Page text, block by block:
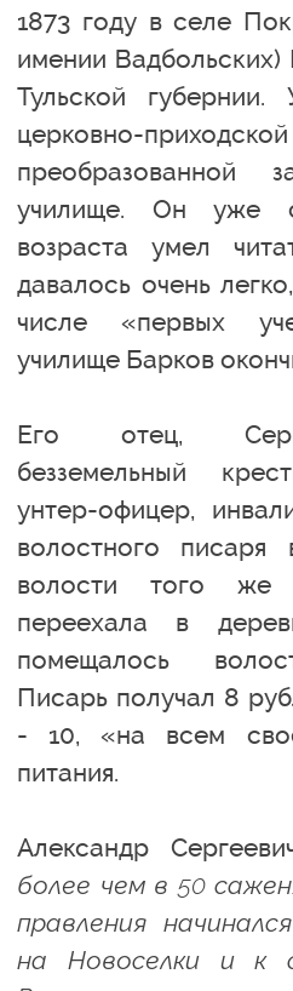
1873 году в селе
имении Вадбольских)
Тульской
церковно-
преобразованной
училище. Он уже с
возраста умел
давалось очень
числе «первых
училище Барков
Его отец,
безземельный
унтер-офицер,
волостного писаря
волости того же
переехала в
помещалось
Писарь получал 8
- 10, «на всем
питания.
Александр
более чем в 50
правления
на Новоселки и к